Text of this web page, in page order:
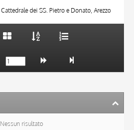
Cattedrale dei SS. Pietro e Donato, Arezzo
20 RISULTATI
Nessun risultato